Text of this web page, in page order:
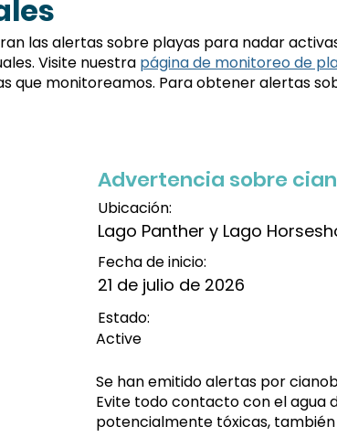
las alertas sobre playas para nadar
Visite nuestra página de monitoreo de
que monitoreamos. Para obtener alertas
Advertencia sobre
Ubicación:
Lago Panther y Lago
Fecha de inicio:
21 de julio de 2026
Estado:
Active
Se han emitido alertas por
Evite todo contacto con el agua
potencialmente tóxicas,